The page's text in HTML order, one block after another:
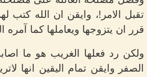
تقبل الامر!، وايقن ان الله كتب
قرر ان يتزوجها ويعاملها كما آمره
ولكن رد فعلها الغريب هو ما
الصفر وايقن تمام اليقين انها